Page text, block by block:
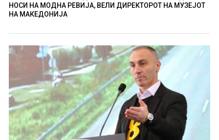
НОСИ НА МОДНА РЕВИЈА, ВЕЛИ ДИРЕКТОРОТ НА МУЗЕЈОТ
НА МАКЕДОНИЈА